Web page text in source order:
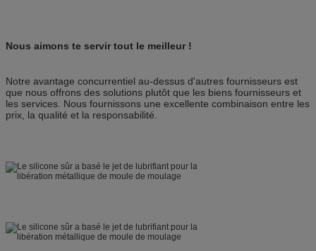
Nous aimons te servir tout le meilleur !
Notre avantage concurrentiel au-dessus d'autres fournisseurs est
que nous offrons des solutions plutôt que les biens fournisseurs et
les services. Nous fournissons une excellente combinaison entre les
prix, la qualité et la responsabilité.